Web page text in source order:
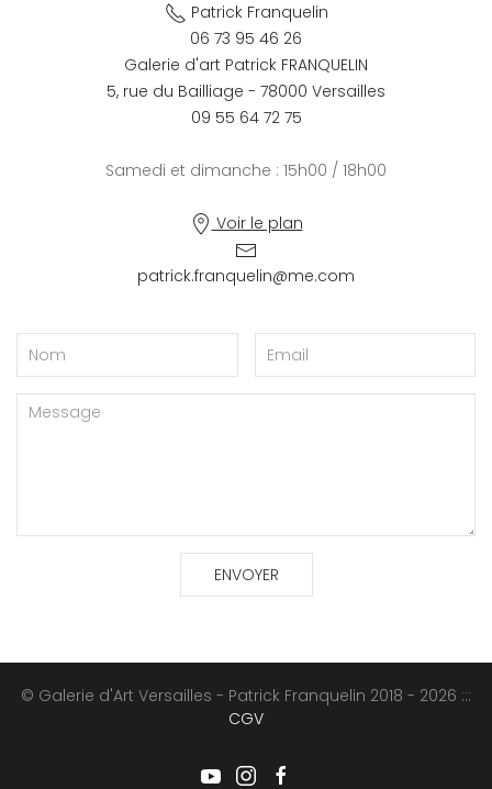
Patrick Franquelin
06 73 95 46 26
Galerie d'art Patrick FRANQUELIN
5, rue du Bailliage - 78000 Versailles
09 55 64 72 75
Samedi et dimanche : 15h00 / 18h00
Voir le plan
patrick.franquelin@me.com
© Galerie d'Art Versailles - Patrick Franquelin 2018 - 2026 :::
CGV